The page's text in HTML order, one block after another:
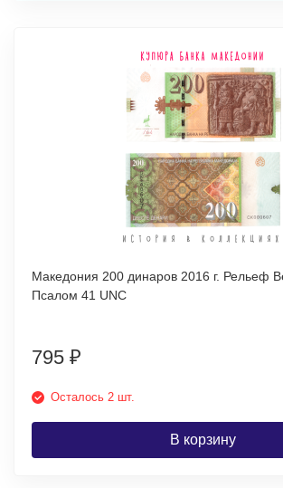
Македония 200 динаров 2016 г. Рельеф
Псалом 41 UNC
795 ₽
Осталось 2 шт.
В корзину